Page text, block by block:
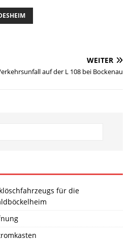
WEITER
auf der L 108 bei Bockenau
für die